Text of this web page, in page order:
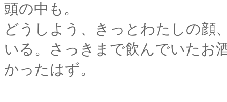
頭の中も。
どうしよう、きっとわたしの顔
いる。さっきまで飲んでいたお
かったはず。